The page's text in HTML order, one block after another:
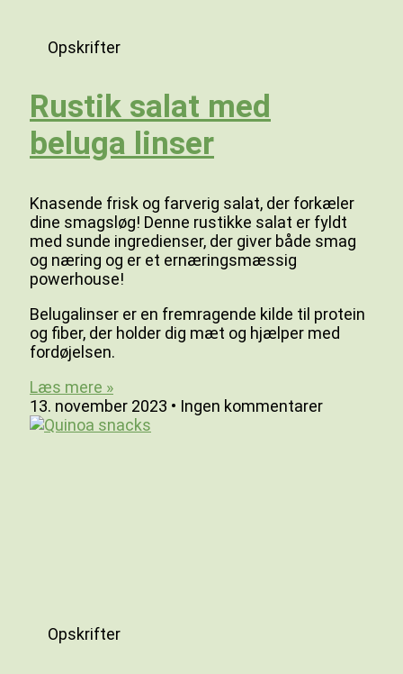
Opskrifter
Rustik salat med
beluga linser
Knasende frisk og farverig salat, der forkæler
dine smagsløg! Denne rustikke salat er fyldt
med sunde ingredienser, der giver både smag
og næring og er et ernæringsmæssig
powerhouse!
Belugalinser er en fremragende kilde til protein
og fiber, der holder dig mæt og hjælper med
fordøjelsen.
Læs mere »
13. november 2023
Ingen kommentarer
Opskrifter